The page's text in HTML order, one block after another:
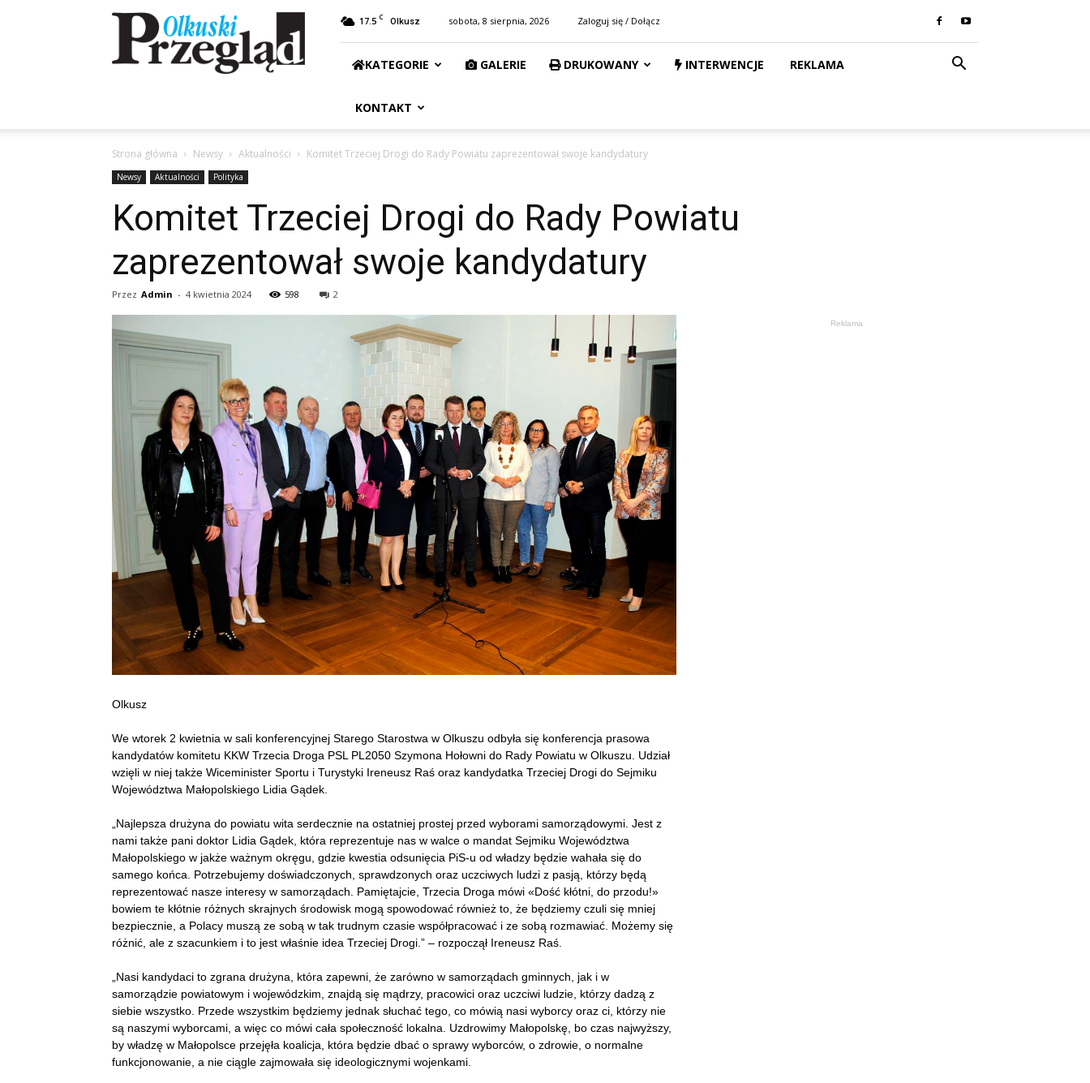
Przegląd
Olkuski
17.5 C Olkusz sobota, 8 sierpnia, 2026 Zaloguj się / Dołącz
KATEGORIE GALERIE DRUKOWANY INTERWENCJE REKLAMA
KONTAKT
Strona główna Newsy Aktualności Komitet Trzeciej Drogi do Rady Powiatu zaprezentował swoje kandydatury
Newsy Aktualności Polityka
Komitet Trzeciej Drogi do Rady Powiatu
zaprezentował swoje kandydatury
Przez Admin - 4 kwietnia 2024 598 2
Olkusz
We wtorek 2 kwietnia w sali konferencyjnej Starego Starostwa w Olkuszu odbyła się konferencja prasowa
kandydatów komitetu KKW Trzecia Droga PSL PL2050 Szymona Hołowni do Rady Powiatu w Olkuszu. Udział
wzięli w niej także Wiceminister Sportu i Turystyki Ireneusz Raś oraz kandydatka Trzeciej Drogi do Sejmiku
Województwa Małopolskiego Lidia Gądek.
„Najlepsza drużyna do powiatu wita serdecznie na ostatniej prostej przed wyborami samorządowymi. Jest z
nami także pani doktor Lidia Gądek, która reprezentuje nas w walce o mandat Sejmiku Województwa
Małopolskiego w jakże ważnym okręgu, gdzie kwestia odsunięcia PiS-u od władzy będzie wahała się do
samego końca. Potrzebujemy doświadczonych, sprawdzonych oraz uczciwych ludzi z pasją, którzy będą
reprezentować nasze interesy w samorządach. Pamiętajcie, Trzecia Droga mówi «Dość kłótni, do przodu!»
bowiem te kłótnie różnych skrajnych środowisk mogą spowodować również to, że będziemy czuli się mniej
bezpiecznie, a Polacy muszą ze sobą w tak trudnym czasie współpracować i ze sobą rozmawiać. Możemy się
różnić, ale z szacunkiem i to jest właśnie idea Trzeciej Drogi.” – rozpoczął Ireneusz Raś.
„Nasi kandydaci to zgrana drużyna, która zapewni, że zarówno w samorządach gminnych, jak i w
samorządzie powiatowym i wojewódzkim, znajdą się mądrzy, pracowici oraz uczciwi ludzie, którzy dadzą z
siebie wszystko. Przede wszystkim będziemy jednak słuchać tego, co mówią nasi wyborcy oraz ci, którzy nie
są naszymi wyborcami, a więc co mówi cała społeczność lokalna. Uzdrowimy Małopolskę, bo czas najwyższy,
by władzę w Małopolsce przejęła koalicja, która będzie dbać o sprawy wyborców, o zdrowie, o normalne
funkcjonowanie, a nie ciągle zajmowała się ideologicznymi wojenkami.
Reklama